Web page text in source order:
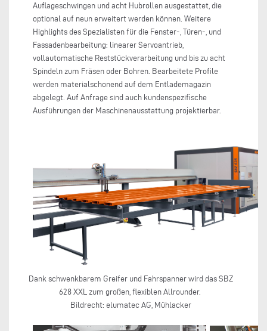
Auflageschwingen und acht Hubrollen ausgestattet, die
optional auf neun erweitert werden können. Weitere
Highlights des Spezialisten für die Fenster-, Türen-, und
Fassadenbearbeitung: linearer Servoantrieb,
vollautomatische Reststückverarbeitung und bis zu acht
Spindeln zum Fräsen oder Bohren. Bearbeitete Profile
werden materialschonend auf dem Entlademagazin
abgelegt. Auf Anfrage sind auch kundenspezifische
Ausführungen der Maschinenausstattung projektierbar.
Dank schwenkbarem Greifer und Fahrspanner wird das SBZ
628 XXL zum großen, flexiblen Allrounder.
Bildrecht: elumatec AG, Mühlacker